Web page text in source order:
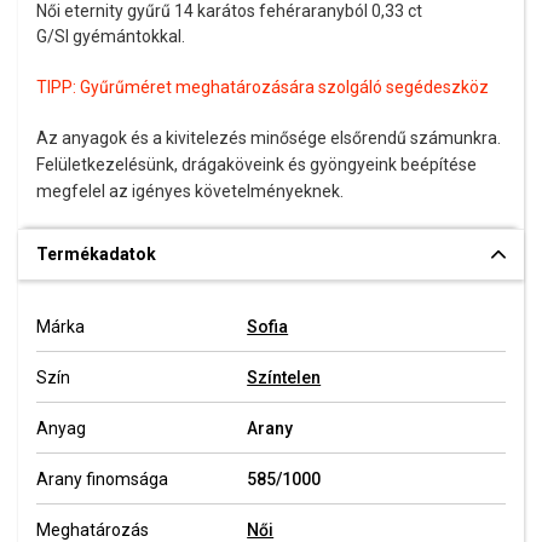
Női eternity gyűrű 14 karátos fehéraranyból 0,33 ct
G/SI gyémántokkal.
TIPP: Gyűrűméret meghatározására szolgáló segédeszköz
Az anyagok és a kivitelezés minősége elsőrendű számunkra.
Felületkezelésünk, drágaköveink és gyöngyeink beépítése
megfelel az igényes követelményeknek.
Termékadatok
Márka Sofia
Szín Színtelen
Anyag Arany
Arany finomsága 585/1000
Meghatározás Női